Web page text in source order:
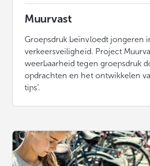
Muurvast
Groepsdruk beïnvloedt jongeren
verkeersveiligheid. Project
weerbaarheid tegen groepsdruk
opdrachten en het ontwikkelen
tips’.